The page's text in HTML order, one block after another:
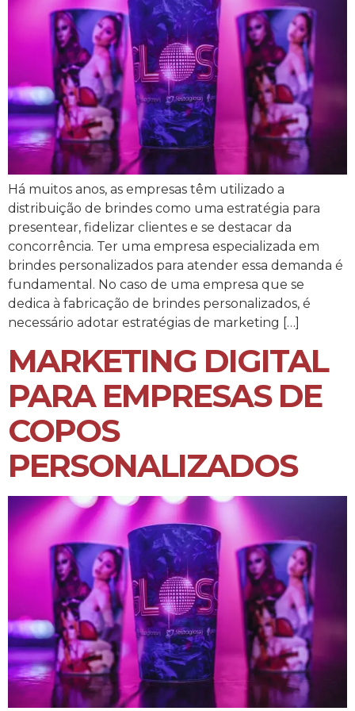
Há muitos anos, as empresas têm utilizado a
distribuição de brindes como uma estratégia para
presentear, fidelizar clientes e se destacar da
concorrência. Ter uma empresa especializada em
brindes personalizados para atender essa demanda é
fundamental. No caso de uma empresa que se
dedica à fabricação de brindes personalizados, é
necessário adotar estratégias de marketing […]
MARKETING DIGITAL
PARA EMPRESAS DE
COPOS
PERSONALIZADOS